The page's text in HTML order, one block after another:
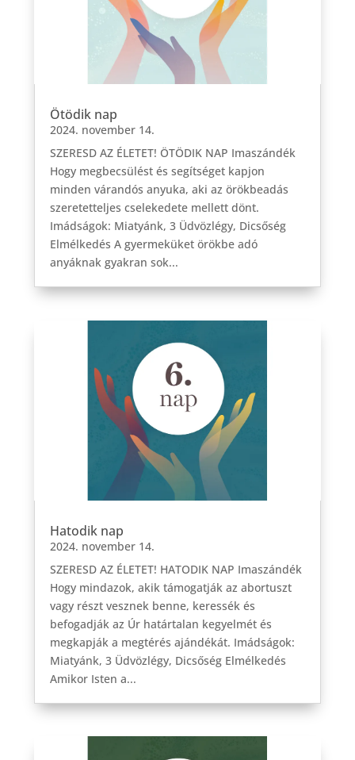
Ötödik nap
2024. november 14.
SZERESD AZ ÉLETET! ÖTÖDIK NAP Imaszándék
Hogy megbecsülést és segítséget kapjon
minden várandós anyuka, aki az örökbeadás
szeretetteljes cselekedete mellett dönt.
Imádságok: Miatyánk, 3 Üdvözlégy, Dicsőség
Elmélkedés A gyermeküket örökbe adó
anyáknak gyakran sok...
Hatodik nap
2024. november 14.
SZERESD AZ ÉLETET! HATODIK NAP Imaszándék
Hogy mindazok, akik támogatják az abortuszt
vagy részt vesznek benne, keressék és
befogadják az Úr határtalan kegyelmét és
megkapják a megtérés ajándékát. Imádságok:
Miatyánk, 3 Üdvözlégy, Dicsőség Elmélkedés
Amikor Isten a...